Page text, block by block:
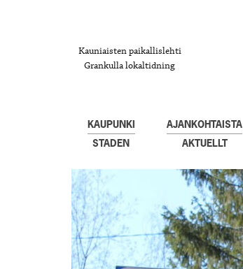
Kauniaisten paikallislehti
Grankulla lokaltidning
KAUPUNKI
STADEN
AJANKOHTAISTA
AKTUELLT